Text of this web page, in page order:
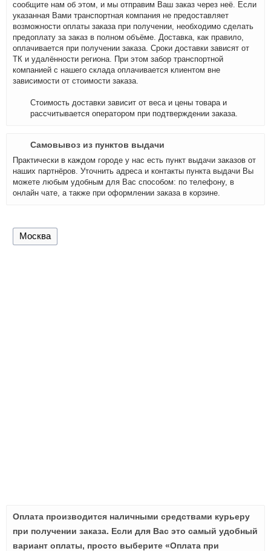
сообщите нам об этом, и мы отправим Ваш заказ через неё. Если
указанная Вами транспортная компания не предоставляет
возможности оплаты заказа при получении, необходимо сделать
предоплату за заказ в полном объёме. Доставка, как правило,
оплачивается при получении заказа. Сроки доставки зависят от
ТК и удалённости региона. При этом забор транспортной
компанией с нашего склада оплачивается клиентом вне
зависимости от стоимости заказа.
Стоимость доставки зависит от веса и цены товара и
рассчитывается оператором при подтверждении заказа.
Самовывоз из пунктов выдачи
Практически в каждом городе у нас есть пункт выдачи заказов от
наших партнёров. Уточнить адреса и контакты пункта выдачи Вы
можете любым удобным для Вас способом: по телефону, в
онлайн чате, а также при оформлении заказа в корзине.
Москва
Оплата производится наличными средствами курьеру
при получении заказа. Если для Вас это самый удобный
вариант оплаты, просто выберите «Оплата при